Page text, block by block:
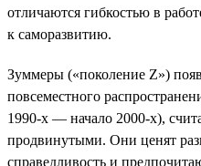
отличаются гибкостью в
к саморазвитию.
Зуммеры («поколение Z»)
повсеместного
1990-х — начало 2000-х),
продвинутыми. Они ценят
справедливость и